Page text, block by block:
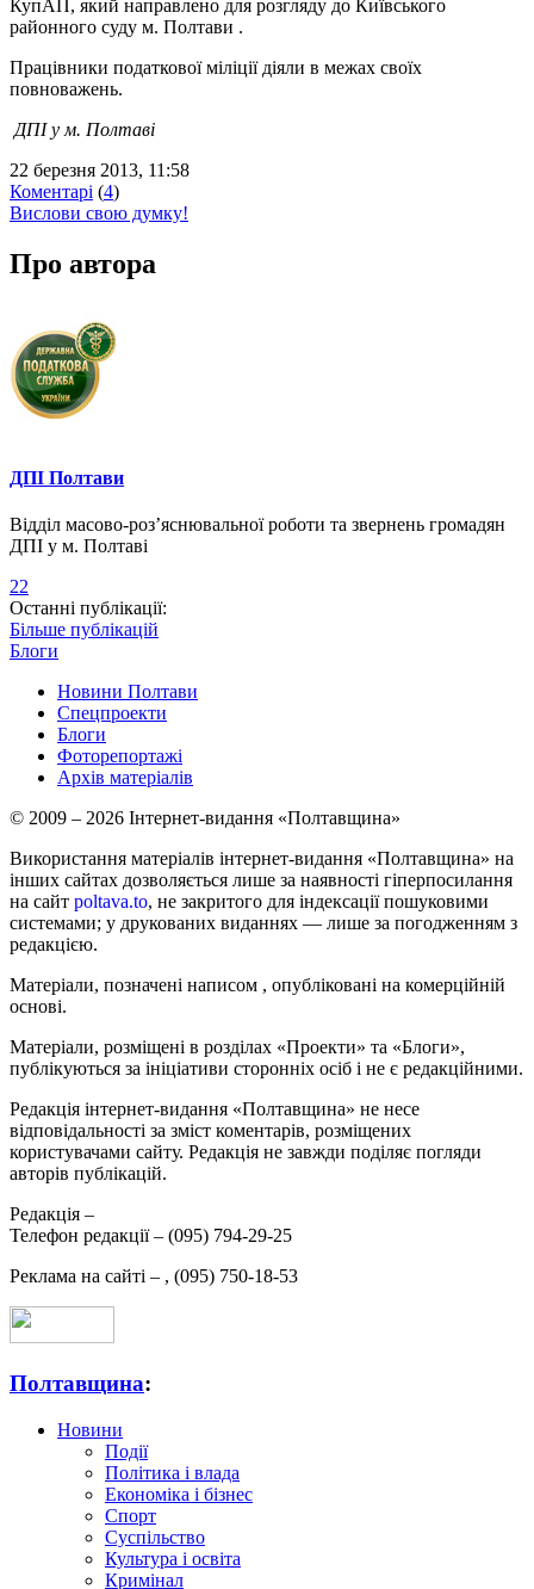
КупАП, який направлено для розгляду до Київського
районного суду м. Полтави .
Працівники податкової міліції діяли в межах своїх
повноважень.
ДПІ у м. Полтаві
22 березня 2013, 11:58
Коментарі (4)
Вислови свою думку!
Про автора
ДПІ Полтави
Відділ масово-роз’яснювальної роботи та звернень громадян
ДПІ у м. Полтаві
22
Останні публікації:
Більше публікацій
Блоги
Новини Полтави
Спецпроекти
Блоги
Фоторепортажі
Архів матеріалів
© 2009 – 2026 Інтернет-видання «Полтавщина»
Використання матеріалів інтернет-видання «Полтавщина» на
інших сайтах дозволяється лише за наявності гіперпосилання
на сайт poltava.to, не закритого для індексації пошуковими
системами; у друкованих виданнях — лише за погодженням з
редакцією.
Матеріали, позначені написом , опубліковані на комерційній
основі.
Матеріали, розміщені в розділах «Проекти» та «Блоги»,
публікуються за ініціативи сторонніх осіб і не є редакційними.
Редакція інтернет-видання «Полтавщина» не несе
відповідальності за зміст коментарів, розміщених
користувачами сайту. Редакція не завжди поділяє погляди
авторів публікацій.
Редакція –
Телефон редакції – (095) 794-29-25
Реклама на сайті – , (095) 750-18-53
Полтавщина:
Новини
Події
Політика і влада
Економіка і бізнес
Спорт
Суспільство
Культура і освіта
Кримінал